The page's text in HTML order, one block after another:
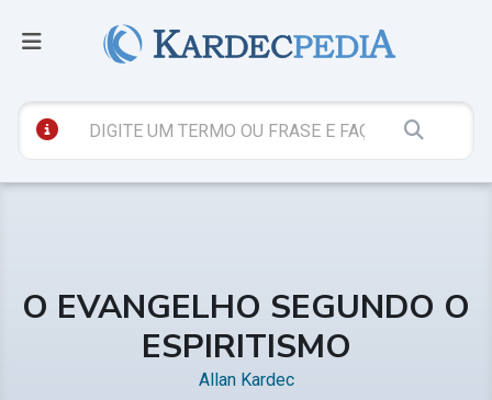
O EVANGELHO SEGUNDO O
ESPIRITISMO
Allan Kardec